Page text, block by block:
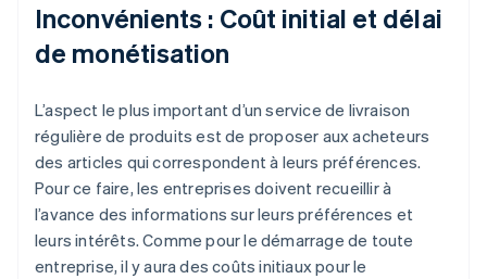
Inconvénients : Coût initial et délai
de monétisation
L’aspect le plus important d’un service de livraison
régulière de produits est de proposer aux acheteurs
des articles qui correspondent à leurs préférences.
Pour ce faire, les entreprises doivent recueillir à
l’avance des informations sur leurs préférences et
leurs intérêts. Comme pour le démarrage de toute
entreprise, il y aura des coûts initiaux pour le